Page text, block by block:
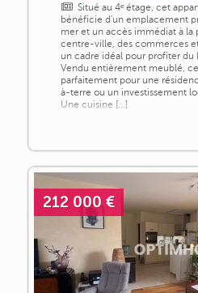
Situé au 4ᵉ étage, cet
bénéficie d'un emplacement
mer et un accès immédiat à la
centre-ville, des commerces
un cadre idéal pour profiter du
Vendu entièrement meublé,
parfaitement pour une
à-terre ou un investissement
Une cuisine [...]
212 000 €